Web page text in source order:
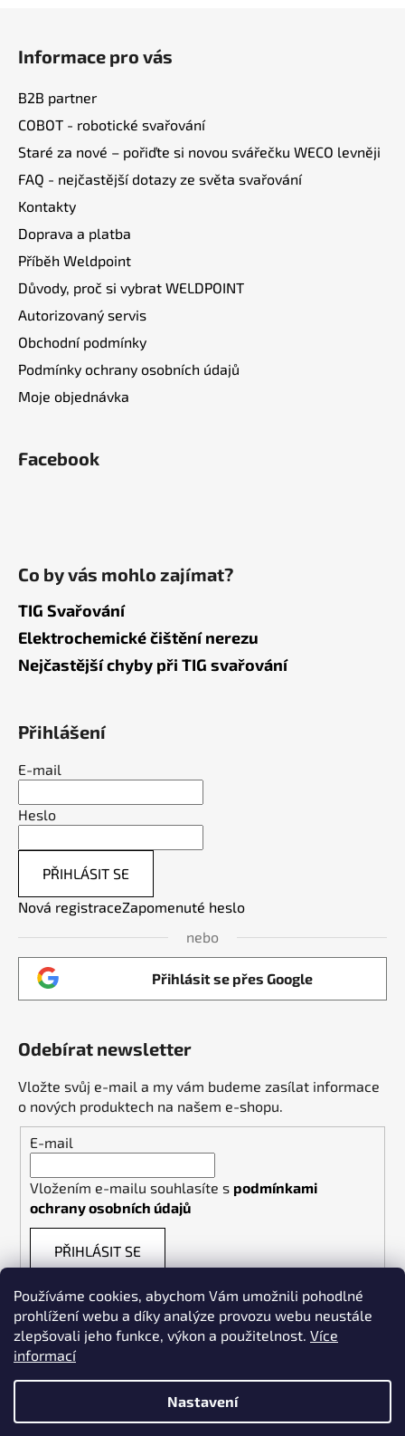
Používáme cookies, abychom Vám umožnili pohodlné
prohlížení webu a díky analýze provozu webu neustále
zlepšovali jeho funkce, výkon a použitelnost. Více
informací
Nastavení
Informace pro vás
B2B partner
COBOT - robotické svařování
Staré za nové – pořiďte si novou svářečku WECO levněji
FAQ - nejčastější dotazy ze světa svařování
Kontakty
Doprava a platba
Příběh Weldpoint
Důvody, proč si vybrat WELDPOINT
Autorizovaný servis
Obchodní podmínky
Podmínky ochrany osobních údajů
Moje objednávka
Facebook
Co by vás mohlo zajímat?
TIG Svařování
Elektrochemické čištění nerezu
Nejčastější chyby při TIG svařování
Přihlášení
E-mail
Heslo
PŘIHLÁSIT SE
Nová registraceZapomenuté heslo
nebo
Přihlásit se přes Google
Odebírat newsletter
Vložte svůj e-mail a my vám budeme zasílat informace
o nových produktech na našem e-shopu.
E-mail
Vložením e-mailu souhlasíte s podmínkami
ochrany osobních údajů
PŘIHLÁSIT SE